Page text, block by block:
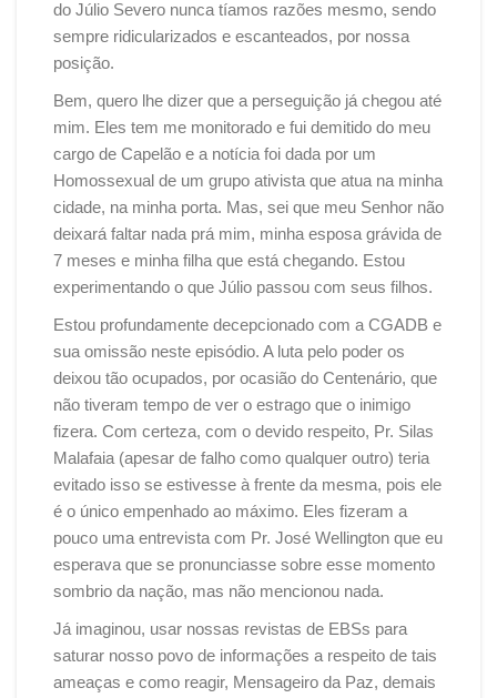
do Júlio Severo nunca tíamos razões mesmo, sendo
sempre ridicularizados e escanteados, por nossa
posição.
Bem, quero lhe dizer que a perseguição já chegou até
mim. Eles tem me monitorado e fui demitido do meu
cargo de Capelão e a notícia foi dada por um
Homossexual de um grupo ativista que atua na minha
cidade, na minha porta. Mas, sei que meu Senhor não
deixará faltar nada prá mim, minha esposa grávida de
7 meses e minha filha que está chegando. Estou
experimentando o que Júlio passou com seus filhos.
Estou profundamente decepcionado com a CGADB e
sua omissão neste episódio. A luta pelo poder os
deixou tão ocupados, por ocasião do Centenário, que
não tiveram tempo de ver o estrago que o inimigo
fizera. Com certeza, com o devido respeito, Pr. Silas
Malafaia (apesar de falho como qualquer outro) teria
evitado isso se estivesse à frente da mesma, pois ele
é o único empenhado ao máximo. Eles fizeram a
pouco uma entrevista com Pr. José Wellington que eu
esperava que se pronunciasse sobre esse momento
sombrio da nação, mas não mencionou nada.
Já imaginou, usar nossas revistas de EBSs para
saturar nosso povo de informações a respeito de tais
ameaças e como reagir, Mensageiro da Paz, demais